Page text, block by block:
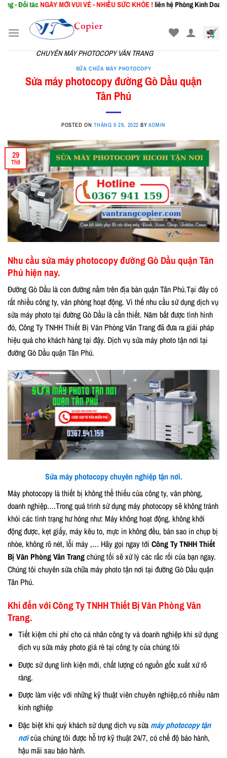
Skip
content
NGÀY MỚIVUI VẺ - NHIỀU SỨC KHỎE !liên hệ Phòng Kinh Doanh:
CHUYÊN MÁY PHOTOCOPY VÂN TRANG
SỮA CHỮA MÁY PHOTOCOPY
Sửa máy photocopy đường Gò Dầu quận
Tân Phú
POSTED ON THÁNG 9 29, 2022 BY ADMIN
29
Th9
Nhu cầu sửa máy photocopy đường Gò Dầu quận Tân
Phú hiện nay.
Đường Gò Dầu là con đường nằm trên địa bàn quận Tân Phú.Tại đây có
rất nhiều công ty, văn phòng hoạt động. Vì thế nhu cầu sử dụng dịch vụ
sửa máy photo tại đường Gò Dầu là cần thiết. Năm bắt được tình hình
đó, Công Ty TNHH Thiết Bị Văn Phòng Vân Trang đã đưa ra giải pháp
hiệu quả cho khách hàng tại đậy. Dịch vụ sửa máy photo tận nơi tại
đường Gò Dầu quận Tân Phú.
Sửa máy photocopy chuyên nghiệp tận nơi.
Máy photocopy là thiết bị không thể thiếu của công ty, văn phòng,
doanh nghiệp….Trong quá trình sử dụng máy photocopy sẽ không tránh
khỏi các tình trạng hư hỏng như: Máy không hoạt động, không khởi
động được, kẹt giấy, máy kêu to, mực in không đều, bản sao in chụp bị
nhòe, không rõ nét, lỗi máy ,… Hãy gọi ngay tới Công Ty TNHH Thiết
Bị Văn Phòng Vân Trangchúng tối sẽ xử lý các rắc rối của bạn ngay.
Chúng tôi chuyên sửa chữa máy photo tận nơi tại đường Gò Dầu quận
Tân Phú.
Khi đến với Công Ty TNHH Thiết Bị Văn Phòng Vân
Trang.
Tiết kiệm chi phí cho cá nhân công ty và doanh nghiệp khi sử dụng
dịch vụ sửa máy photo giá rẻ tại công ty của chúng tôi
Được sử dụng linh kiện mới, chất lượng có nguồn gốc xuất xứ rõ
ràng.
Được làm việc với những kỹ thuật viên chuyên nghiệp,có nhiều năm
kinh nghiệp
Đặc biệt khi quý khách sử dụng dịch vụ sửamáy photocopy tận
nơicủa chúng tôi được hỗ trợ kỹ thuật 24/7, có chế độ bảo hành,
hậu mãi sau bảo hành.